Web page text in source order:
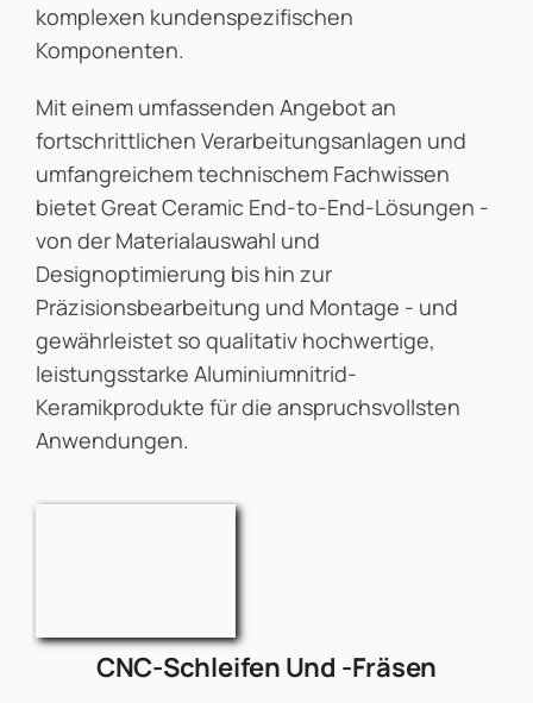
komplexen kundenspezifischen
Komponenten.
Mit einem umfassenden Angebot an
fortschrittlichen Verarbeitungsanlagen und
umfangreichem technischem Fachwissen
bietet Great Ceramic End-to-End-Lösungen -
von der Materialauswahl und
Designoptimierung bis hin zur
Präzisionsbearbeitung und Montage - und
gewährleistet so qualitativ hochwertige,
leistungsstarke Aluminiumnitrid-
Keramikprodukte für die anspruchsvollsten
Anwendungen.
CNC-Schleifen Und -Fräsen